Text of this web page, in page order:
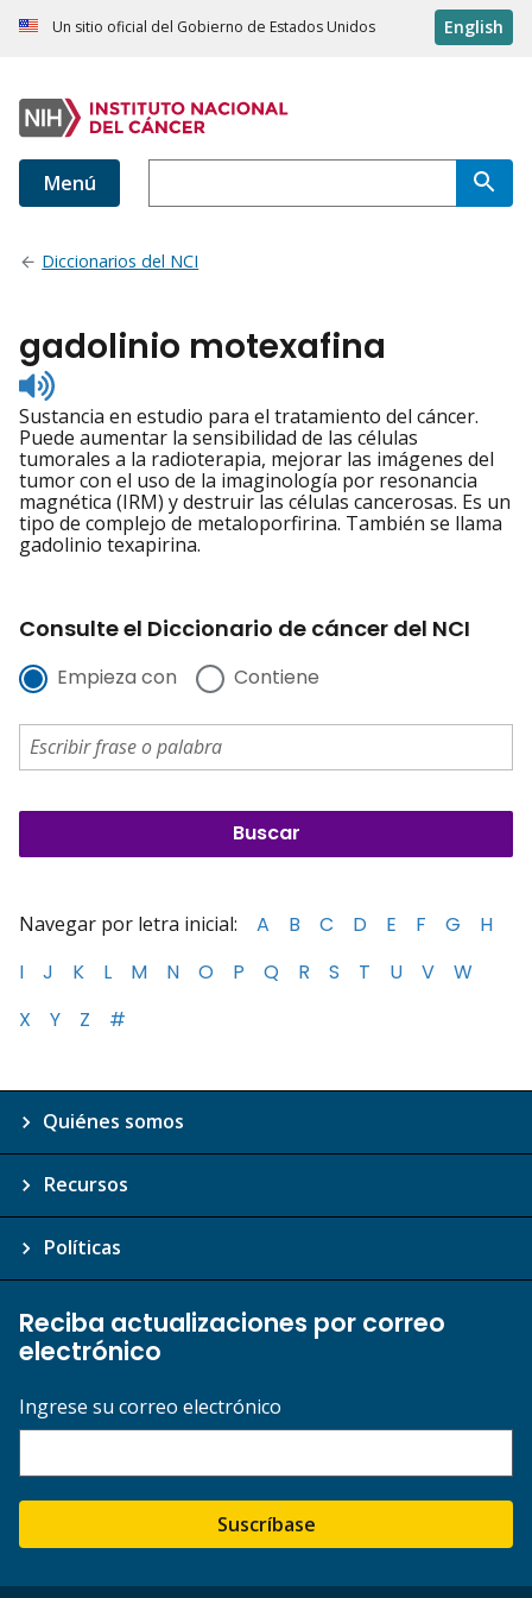
Un sitio oficial del Gobierno de Estados Unidos English
Menú
Diccionarios del NCI
gadolinio motexafina
Listen
to
pronunciation
Sustancia en estudio para el tratamiento del cáncer.
Puede aumentar la sensibilidad de las células
tumorales a la radioterapia, mejorar las imágenes del
tumor con el uso de la imaginología por resonancia
magnética (IRM) y destruir las células cancerosas. Es un
tipo de complejo de metaloporfirina. También se llama
gadolinio texapirina.
Consulte el Diccionario de cáncer del NCI
Empieza con Contiene
Navegar por letra inicial: A B C D E F G
H
I
J K L M N O P Q R S T U V
W
X
Y Z #
Quiénes somos
Recursos
Políticas
Reciba actualizaciones por correo
electrónico
Ingrese su correo electrónico
Suscríbase